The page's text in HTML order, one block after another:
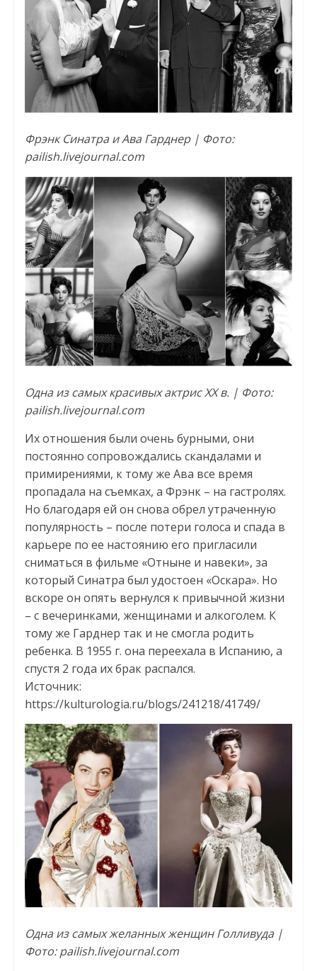
Фрэнк Синатра и Ава Гарднер | Фото:
pailish.livejournal.com
Одна из самых красивых актрис ХХ в. | Фото:
pailish.livejournal.com
Их отношения были очень бурными, они
постоянно сопровождались скандалами и
примирениями, к тому же Ава все время
пропадала на съемках, а Фрэнк – на гастролях.
Но благодаря ей он снова обрел утраченную
популярность – после потери голоса и спада в
карьере по ее настоянию его пригласили
сниматься в фильме «Отныне и навеки», за
который Синатра был удостоен «Оскара». Но
вскоре он опять вернулся к привычной жизни
– с вечеринками, женщинами и алкоголем. К
тому же Гарднер так и не смогла родить
ребенка. В 1955 г. она переехала в Испанию, а
спустя 2 года их брак распался.
Источник:
https://kulturologia.ru/blogs/241218/41749/
Одна из самых желанных женщин Голливуда |
Фото: pailish.livejournal.com